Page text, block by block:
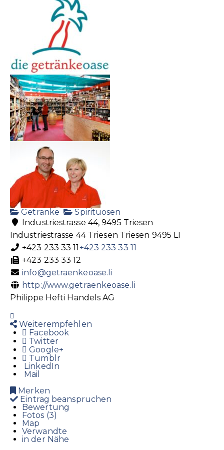
Getränke
Spirituosen
Industriestrasse 44, 9495 Triesen
Industriestrasse 44 Triesen Triesen 9495 LI
+423 233 33 11 +423 233 33 11
+423 233 33 12
info@getraenkeoase.li
http://www.getraenkeoase.li
Philippe Hefti Handels AG
Weiterempfehlen
Facebook
Twitter
Google+
Tumblr
LinkedIn
Mail
Merken
Eintrag beanspruchen
Bewertung
Fotos (3)
Map
Verwandte
in der Nähe